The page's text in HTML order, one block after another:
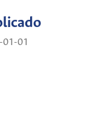
01-01